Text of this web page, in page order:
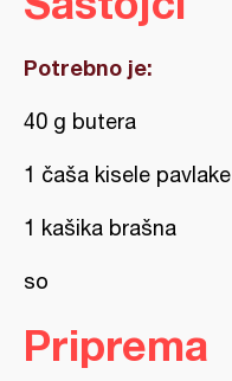
Potrebno je:
40 g butera
1 čaša kisele pavlake
1 kašika brašna
so
Priprema